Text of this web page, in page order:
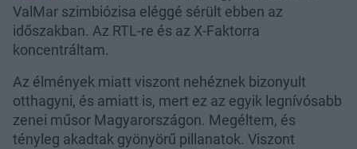
ValMar szimbiózisa eléggé sérült ebben az
időszakban. Az RTL-re és az X-Faktorra
koncentráltam.
Az élmények miatt viszont nehéznek bizonyult
otthagyni, és amiatt is, mert ez az egyik legnívósabb
zenei műsor Magyarországon. Megéltem, és
tényleg akadtak gyönyörű pillanatok. Viszont